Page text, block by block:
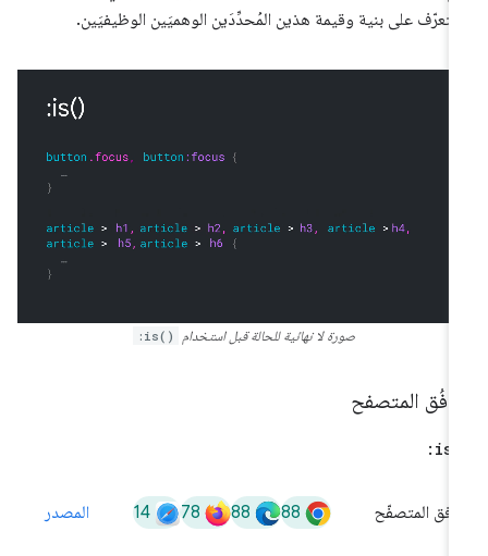
على بنية وقيمة هذين المُحدِّدَين الوهميَين الوظيفيَين.
صورة لا نهائية للحالة قبل استخدام :is()
المتصفح
المتصفّح 88
88
78
14 المصدر